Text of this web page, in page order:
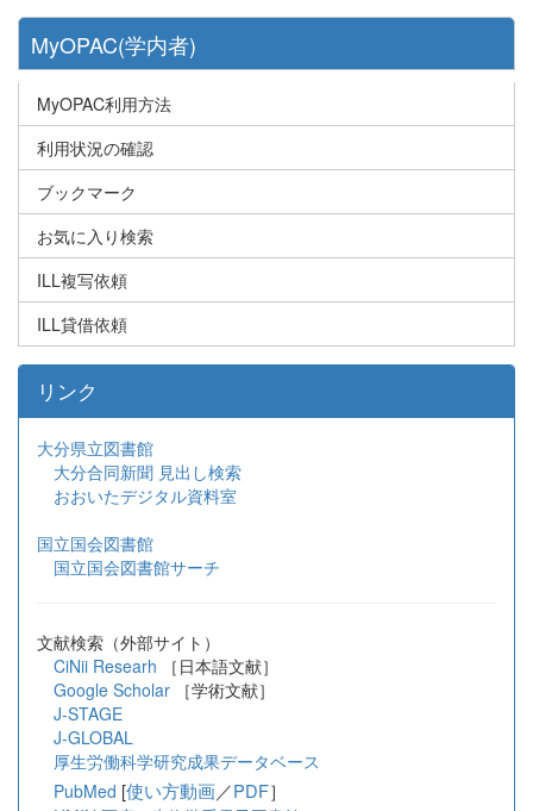
MyOPAC(学内者)
MyOPAC利用方法
利用状況の確認
ブックマーク
お気に入り検索
ILL複写依頼
ILL貸借依頼
リンク
大分県立図書館
大分合同新聞 見出し検索
おおいたデジタル資料室
国立国会図書館
国立国会図書館サーチ
文献検索（外部サイト）
CiNii Researh ［日本語文献］
Google Scholar
［学術文献］
J-STAGE
J-GLOBAL
厚生労働科学研究成果データベース
PubMed [使い方動画／PDF］